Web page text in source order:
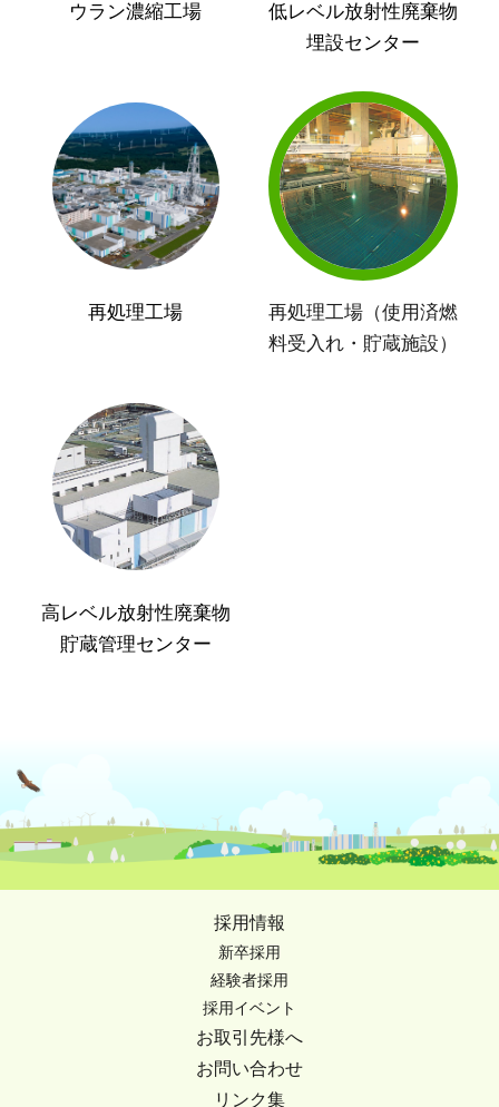
ウラン濃縮工場
低レベル放射性廃棄物
埋設センター
再処理工場
再処理工場（使用済燃
料受入れ・貯蔵施設）
高レベル放射性廃棄物
貯蔵管理センター
採用情報
新卒採用
経験者採用
採用イベント
お取引先様へ
お問い合わせ
リンク集